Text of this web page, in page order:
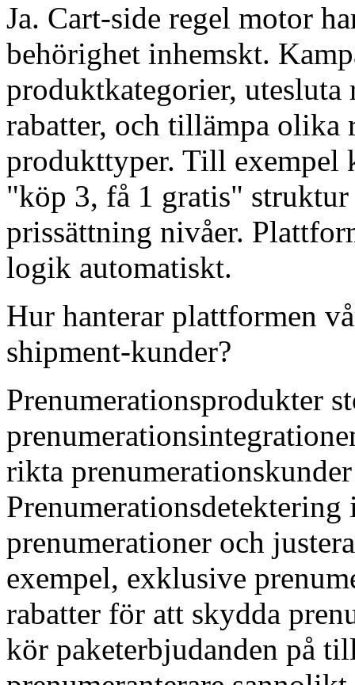
Ja. Cart-side regel motor
behörighet inhemskt.
produktkategorier, utesluta
rabatter, och tillämpa
produkttyper. Till exempel
"köp 3, få 1 gratis" struktur
prissättning nivåer.
logik automatiskt.
Hur hanterar plattformen
shipment-kunder?
Prenumerationsprodukter
rikta
prenumerationer och
exempel, exklusive
rabatter för att skydda
kör paketerbjudanden på